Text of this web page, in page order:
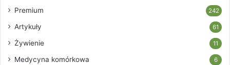
Premium 242
Artykuły 61
Żywienie 11
Medycyna komórkowa 6